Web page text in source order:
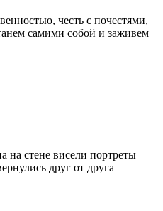
честь с почестями,
самими собой и заживем
на стене висели портреты
друг от друга